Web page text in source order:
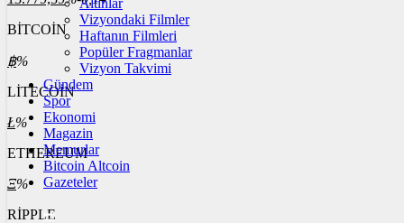
BİTCOİN
฿%
LİTECOİN
Ł%
ETHEREUM
Ξ%
RİPPLE
Altınlar
Vizyondaki Filmler
Haftanın Filmleri
Popüler Fragmanlar
Vizyon Takvimi
Gündem
Spor
Ekonomi
Magazin
Memurlar
Bitcoin Altcoin
Gazeteler